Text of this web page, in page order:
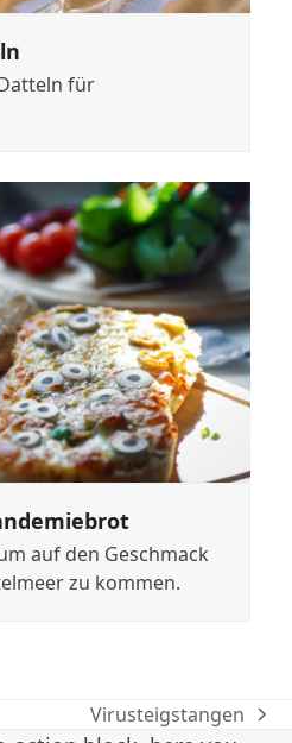
für
auf den Geschmack
zu kommen.
Nächster
Virusteigstangen